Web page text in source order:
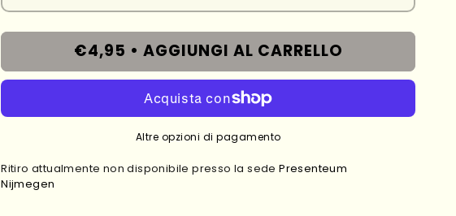
€4,95 • AGGIUNGI AL CARRELLO
Altre opzioni di pagamento
Ritiro attualmente non disponibile presso la sedePresenteum
Nijmegen